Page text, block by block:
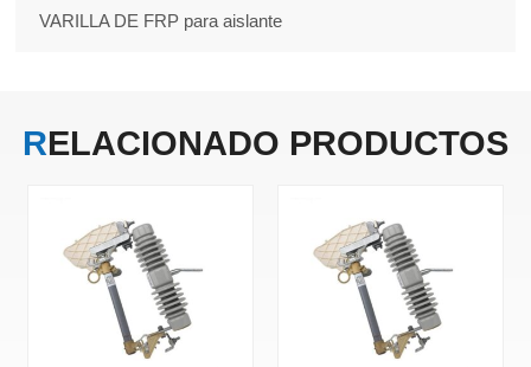
VARILLA DE FRP para aislante
RELACIONADO PRODUCTOS